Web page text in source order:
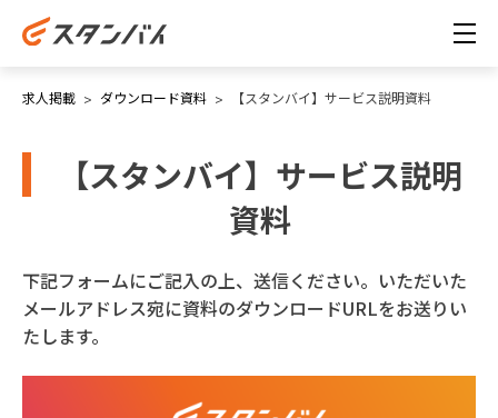
求人掲載 ダウンロード資料 【スタンバイ】サービス説明資料
【スタンバイ】サービス説明
資料
下記フォームにご記入の上、送信ください。 いただいた
メールアドレス宛に資料のダウンロードURLをお送りい
たします。